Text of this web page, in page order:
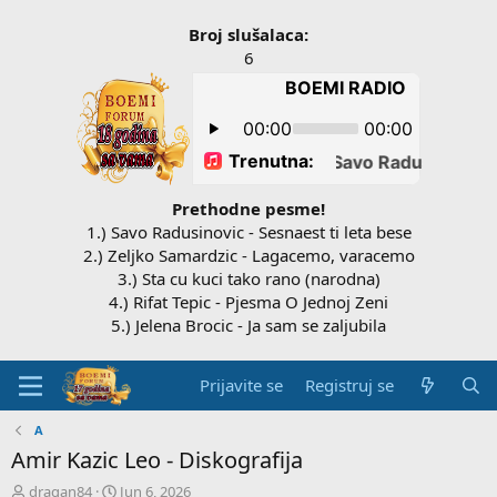
Broj slušalaca:
6
Prethodne pesme!
1.) Savo Radusinovic - Sesnaest ti leta bese
2.) Zeljko Samardzic - Lagacemo, varacemo
3.) Sta cu kuci tako rano (narodna)
4.) Rifat Tepic - Pjesma O Jednoj Zeni
5.) Jelena Brocic - Ja sam se zaljubila
Prijavite se Registruj se
A
Amir Kazic Leo - Diskografija
P
dragan84
D
Jun 6, 2026